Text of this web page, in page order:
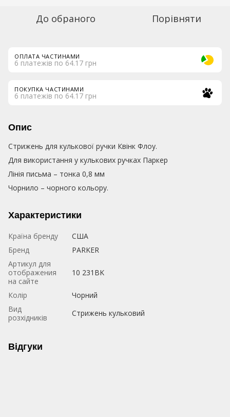
До обраного Порівняти
ОПЛАТА ЧАСТИНАМИ
6 платежів по 64.17 грн
ПОКУПКА ЧАСТИНАМИ
6 платежів по 64.17 грн
Опис
Стрижень для кулькової ручки Квінк Флоу.
Для використання у кулькових ручках Паркер
Лінія письма – тонка 0,8 мм
Чорнило – чорного кольору.
Характеристики
Країна бренду
США
Бренд
PARKER
Артикул для
отображения
на сайте
10 231BK
Колір
Чорний
Вид
розхідників
Стрижень кульковий
Відгуки